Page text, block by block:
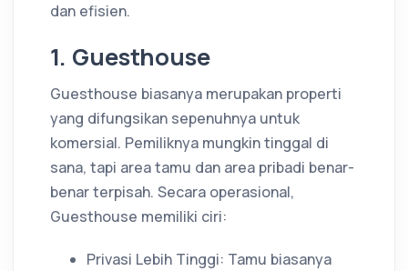
dan efisien.
1. Guesthouse
Guesthouse biasanya merupakan properti
yang difungsikan sepenuhnya untuk
komersial. Pemiliknya mungkin tinggal di
sana, tapi area tamu dan area pribadi benar-
benar terpisah. Secara operasional,
Guesthouse memiliki ciri:
Privasi Lebih Tinggi: Tamu biasanya